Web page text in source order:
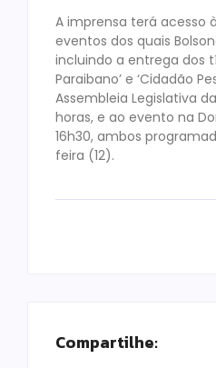
A imprensa terá acesso
eventos dos quais
incluindo a entrega dos
Paraibano’ e ‘Cidadão
Assembleia Legislativa
horas, e ao evento na
16h30, ambos
feira (12).
Compartilhe: